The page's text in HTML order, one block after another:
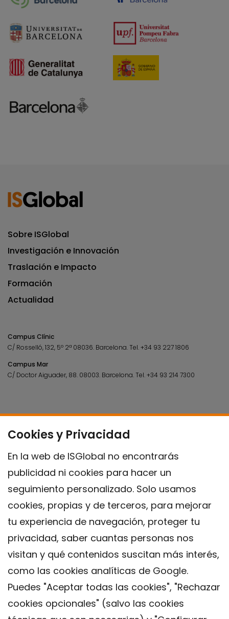
Cookies y Privacidad
En la web de ISGlobal no encontrarás
publicidad ni cookies para hacer un
seguimiento personalizado. Solo usamos
cookies, propias y de terceros, para mejorar
tu experiencia de navegación, proteger tu
privacidad, saber cuantas personas nos
visitan y qué contenidos suscitan más interés,
como las cookies analíticas de Google.
Puedes "Aceptar todas las cookies", "Rechazar
cookies opcionales" (salvo las cookies
Sobre ISGlobal
Investigación e Innovación
Traslación e Impacto
Formación
Actualidad
Campus Clínic
C/ Rosselló, 132, 5º 2ª 08036. Barcelona.Tel.+34 93 227 1806
Campus Mar
C/ Doctor Aiguader, 88. 08003. Barcelona.Tel.+34 93 214 7300